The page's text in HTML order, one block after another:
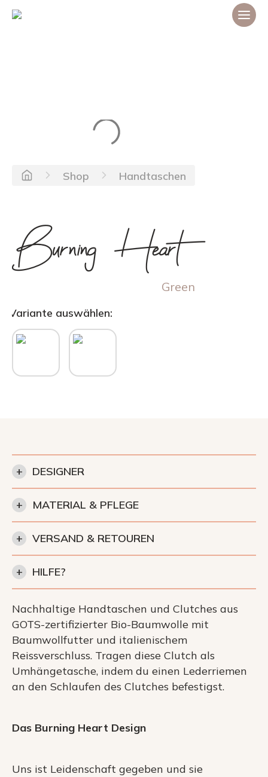
Shop Handtaschen
Burning Heart
Green
Variante auswählen:
+ DESIGNER
+ MATERIAL & PFLEGE
+ VERSAND & RETOUREN
+ HILFE?
Nachhaltige Handtaschen und Clutches aus
GOTS-zertifizierter Bio-Baumwolle mit
Baumwollfutter und italienischem
Reissverschluss. Tragen diese Clutch als
Umhängetasche, indem du einen Lederriemen
an den Schlaufen des Clutches befestigst.
Das Burning Heart Design
Uns ist Leidenschaft gegeben und sie